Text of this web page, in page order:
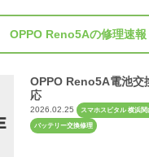
OPPO Reno5Aの修理速報
OPPO Reno5A電池交
応
2026.02.25 スマホスピタル 横浜関
バッテリー交換修理